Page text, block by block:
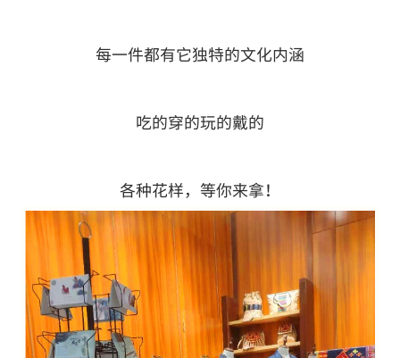
每一件都有它独特的文化内涵
吃的穿的玩的戴的
各种花样，等你来拿！